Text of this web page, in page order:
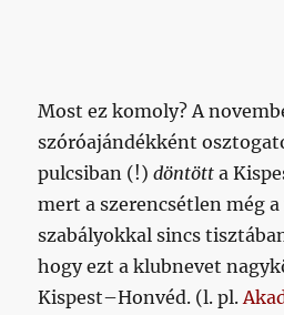
Most ez komoly? A
szóróajándékként
pulcsiban (!)döntött a
mert a szerencsétlen még
szabályokkal sincs
hogy ezt a klubnevet
Kispest–Honvéd. (l. pl.